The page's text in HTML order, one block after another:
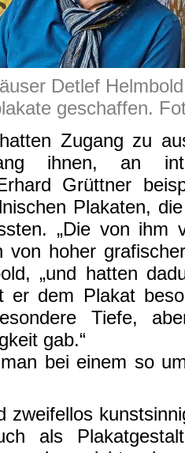
Detlef
geschaffen.
Zugang zu
ihnen, an
Grüttner
Plakaten,
„Die von ihm
von hoher
„und hatten
er dem Plakat
Tiefe,
gab.“
bei einem so
zweifellos
als